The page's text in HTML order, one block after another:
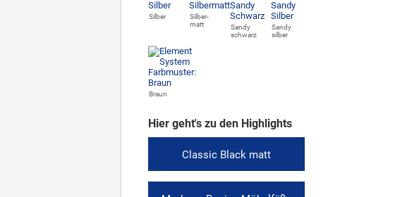
Silber
Silber-
matt
Sandy
schwarz
Sandy
silber
Braun
Hier geht's zu den Highlights
Classic Black matt